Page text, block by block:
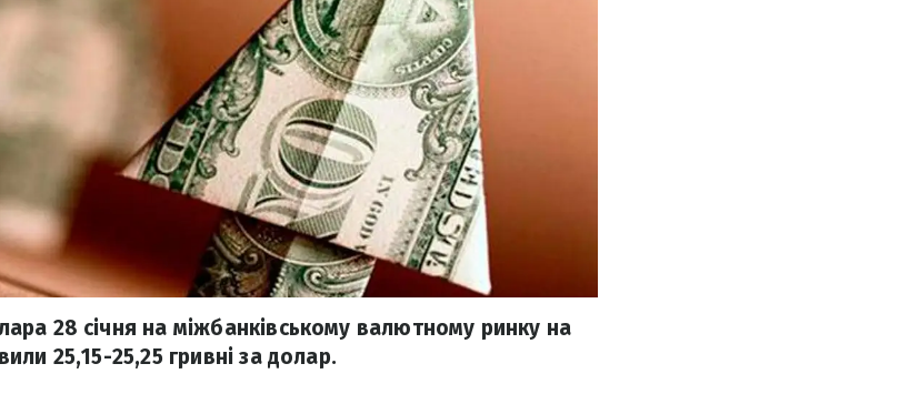
28 січня на міжбанківському валютному ринку на
25,15-25,25 гривні за долар.